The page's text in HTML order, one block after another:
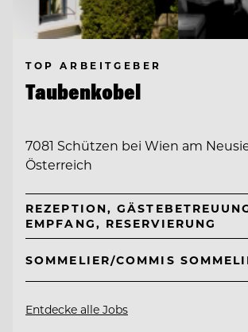
TOP ARBEITGEBER
Taubenkobel
7081 Schützen bei Wien am
Österreich
REZEPTION,
EMPFANG, RESERVIERUNG
SOMMELIER/COMMIS
Entdecke alle Jobs